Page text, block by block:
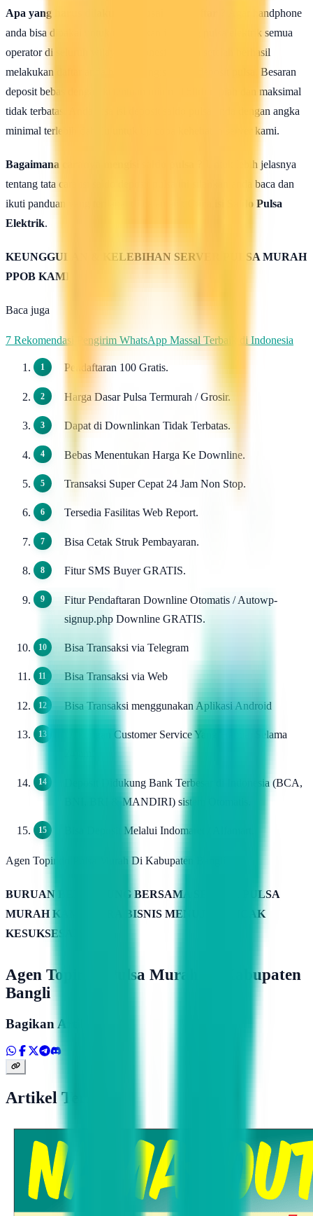
Apa yang harus dilakukan seusai Mendaftar ?
Agar handphone
anda bisa dipakai untuk melakukan isi ulang pulsa elektrik semua
operator di seluruh wilayah Indonesia, maka setelah berhasil
melakukan daftar anda harus mengisi saldo deposit pulsa. Besaran
deposit bebas dengan ketentuan minimal 50rb rupiah dan maksimal
tidak terbatas. Anda bisa isi deposit saldo pulsa anda dengan angka
minimal terlebih dahulu untuk uji coba kehebatan server kami.
Bagaimana caranya mengisi saldo pulsa ?
Untuk lebih jelasnya
tentang tata cara isi saldo deposit pulsa ini silahkan anda baca dan
ikuti panduan yang terdapat di halaman :
Cara isi Saldo Pulsa
Elektrik.
KEUNGGULAN & KELEBIHAN SERVER PULSA MURAH
PPOB KAMI
Baca juga
7 Rekomendasi Pengirim WhatsApp Massal Terbaik di Indonesia
Pendaftaran 100 Gratis.
Harga Dasar Pulsa Termurah / Grosir.
Dapat di Downlinkan Tidak Terbatas.
Bebas Menentukan Harga Ke Downline.
Transaksi Super Cepat 24 Jam Non Stop.
Tersedia Fasilitas Web Report.
Bisa Cetak Struk Pembayaran.
Fitur SMS Buyer GRATIS.
Fitur Pendaftaran Downline Otomatis / Autowp-
signup.php Downline GRATIS.
Bisa Transaksi via Telegram
Bisa Transaksi via Web
Bisa Transaksi menggunakan Aplikasi Android
Dukungan Customer Service Yang Handal Selama
Deposit Didukung Bank Terbesar di Indonesia (BCA,
BNI, BRI & MANDIRI) sistem Otomatis.
Bisa Deposit Melalui Indomaret / Alfamart.
Agen Topindo Pulsa Murah Di Kabupaten Bangli
BURUAN BERGABUNG BERSAMA SERVER PULSA
MURAH KAMIMITRA BISNIS MENUJU PUNCAK
KESUKSESAN
Agen Topindo Pulsa Murah Di Kabupaten
Bangli
Bagikan Artikel
Artikel Terkait